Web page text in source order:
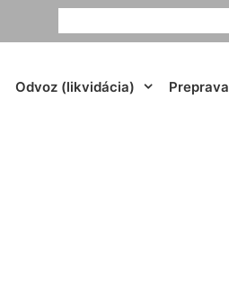
Odvoz (likvidácia) Preprava